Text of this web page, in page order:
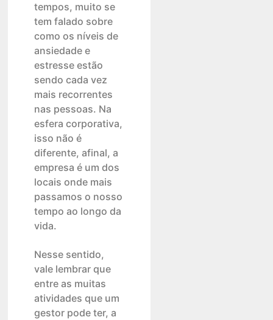
tempos, muito se
tem falado sobre
como os níveis de
ansiedade e
estresse estão
sendo cada vez
mais recorrentes
nas pessoas. Na
esfera corporativa,
isso não é
diferente, afinal, a
empresa é um dos
locais onde mais
passamos o nosso
tempo ao longo da
vida.
Nesse sentido,
vale lembrar que
entre as muitas
atividades que um
gestor pode ter, a